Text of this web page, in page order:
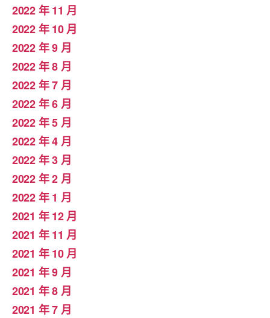
2022 年 11 月
2022 年 10 月
2022 年 9 月
2022 年 8 月
2022 年 7 月
2022 年 6 月
2022 年 5 月
2022 年 4 月
2022 年 3 月
2022 年 2 月
2022 年 1 月
2021 年 12 月
2021 年 11 月
2021 年 10 月
2021 年 9 月
2021 年 8 月
2021 年 7 月